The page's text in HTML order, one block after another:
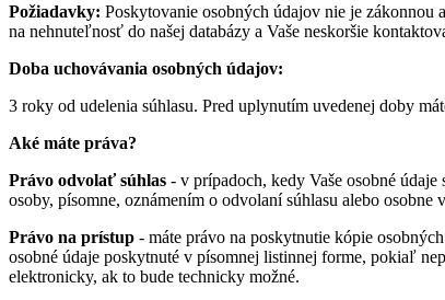
Požiadavky: Poskytovanie osobných údajov nie je zákonnou
na nehnuteľnosť do našej databázy a Vaše neskoršie
Doba uchovávania osobných údajov:
3 roky od udelenia súhlasu. Pred uplynutím uvedenej doby
Aké máte práva?
Právo odvolať súhlas - v prípadoch, kedy Vaše osobné
osoby, písomne, oznámením o odvolaní súhlasu alebo
Právo na prístup - máte právo na poskytnutie kópie
osobné údaje poskytnuté v písomnej listinnej forme, pokiaľ
elektronicky, ak to bude technicky možné.